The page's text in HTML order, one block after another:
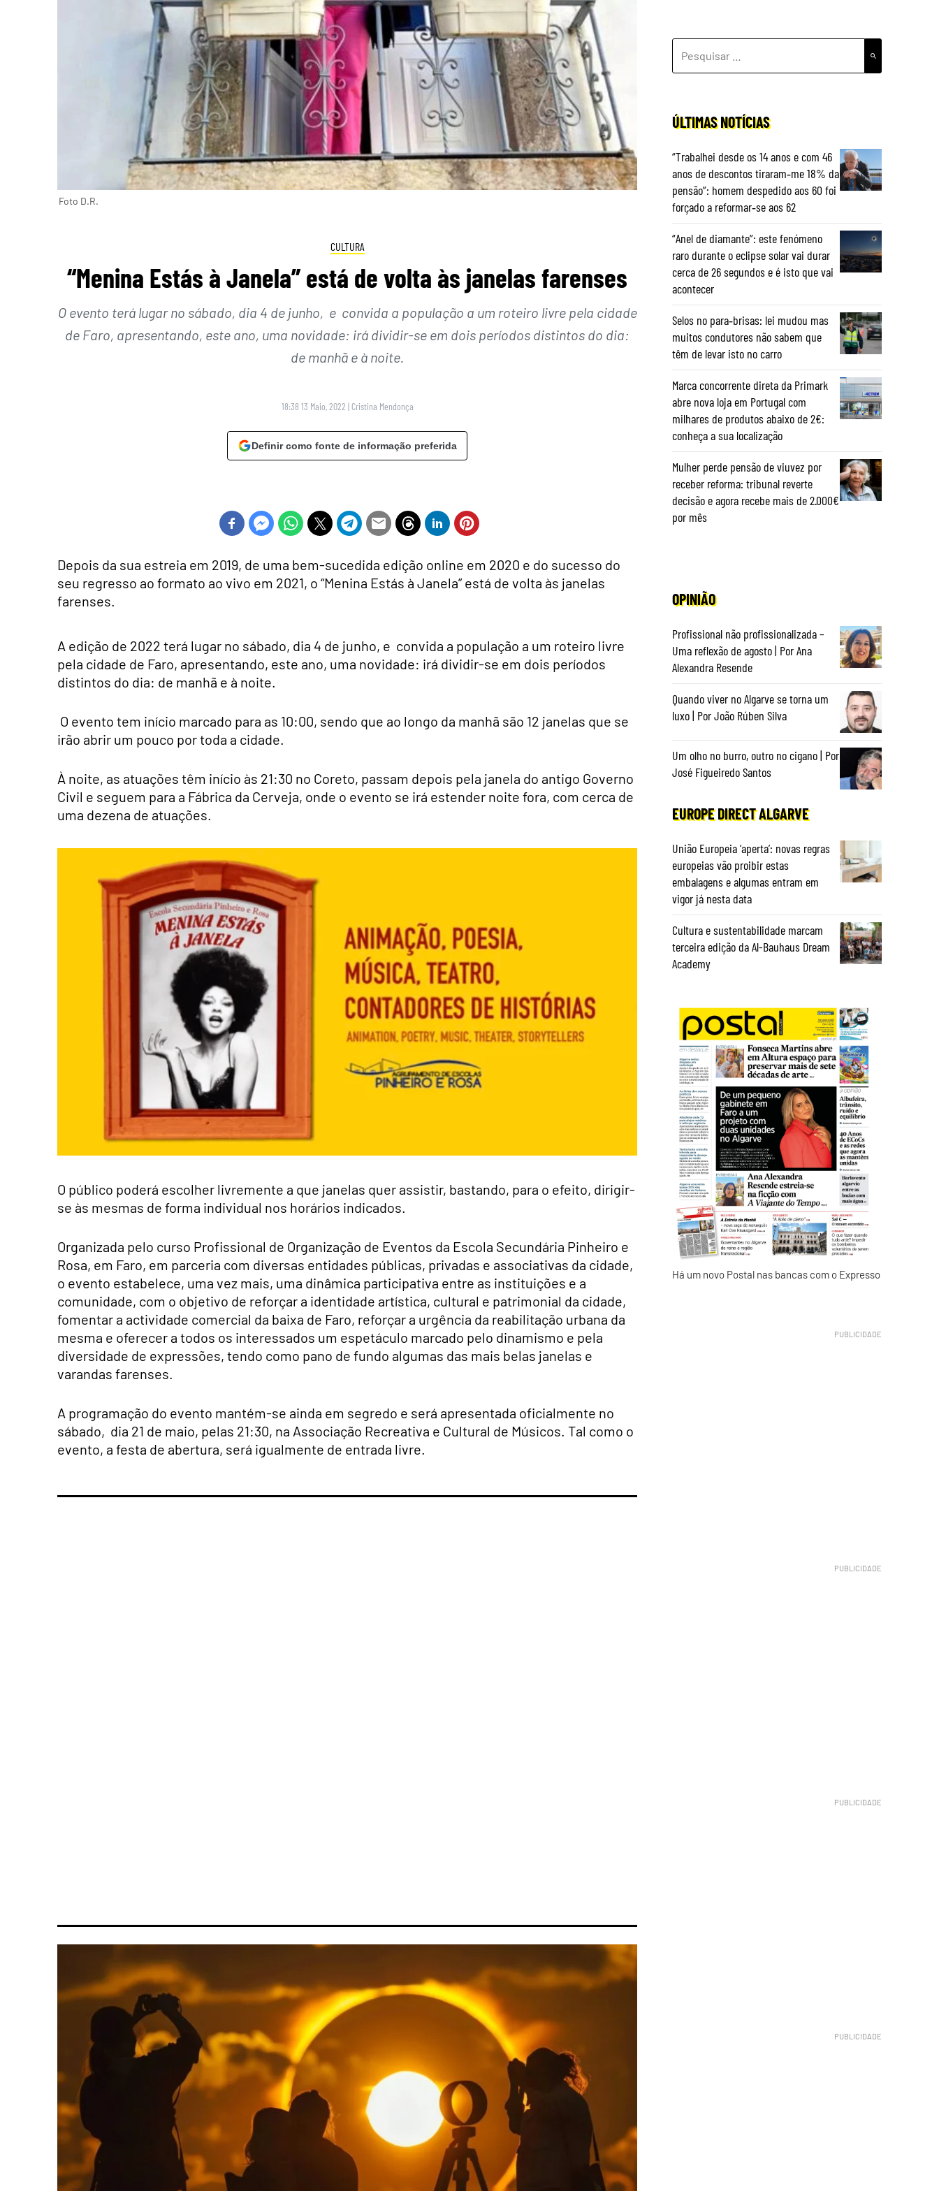
Foto D.R.
CULTURA
“Menina Estás à Janela” está de volta às janelas farenses
O evento terá lugar no sábado, dia 4 de junho, e convida a população a um roteiro livre pela cidade
de Faro, apresentando, este ano, uma novidade: irá dividir-se em dois períodos distintos do dia:
de manhã e à noite.
18:38 13 Maio, 2022 | Cristina Mendonça
Definir como fonte de informação preferida
Depois da sua estreia em 2019, de uma bem-sucedida edição online em 2020 e do sucesso do
seu regresso ao formato ao vivo em 2021, o “Menina Estás à Janela” está de volta às janelas
farenses.
A edição de 2022 terá lugar no sábado, dia 4 de junho, e convida a população a um roteiro livre
pela cidade de Faro, apresentando, este ano, uma novidade: irá dividir-se em dois períodos
distintos do dia: de manhã e à noite.
O evento tem início marcado para as 10:00, sendo que ao longo da manhã são 12 janelas que se
irão abrir um pouco por toda a cidade.
À noite, as atuações têm início às 21:30 no Coreto, passam depois pela janela do antigo Governo
Civil e seguem para a Fábrica da Cerveja, onde o evento se irá estender noite fora, com cerca de
uma dezena de atuações.
O público poderá escolher livremente a que janelas quer assistir, bastando, para o efeito, dirigir-
se às mesmas de forma individual nos horários indicados.
Organizada pelo curso Profissional de Organização de Eventos da Escola Secundária Pinheiro e
Rosa, em Faro, em parceria com diversas entidades públicas, privadas e associativas da cidade,
o evento estabelece, uma vez mais, uma dinâmica participativa entre as instituições e a
comunidade, com o objetivo de reforçar a identidade artística, cultural e patrimonial da cidade,
fomentar a actividade comercial da baixa de Faro, reforçar a urgência da reabilitação urbana da
mesma e oferecer a todos os interessados um espetáculo marcado pelo dinamismo e pela
diversidade de expressões, tendo como pano de fundo algumas das mais belas janelas e
varandas farenses.
A programação do evento mantém-se ainda em segredo e será apresentada oficialmente no
sábado, dia 21 de maio, pelas 21:30, na Associação Recreativa e Cultural de Músicos. Tal como o
evento, a festa de abertura, será igualmente de entrada livre.
POR:
ÚLTIMAS NOTÍCIAS
“Trabalhei desde os 14 anos e com 46
anos de descontos tiraram‑me 18% da
pensão”: homem despedido aos 60 foi
forçado a reformar‑se aos 62
“Anel de diamante”: este fenómeno
raro durante o eclipse solar vai durar
cerca de 26 segundos e é isto que vai
acontecer
Selos no para‑brisas: lei mudou mas
muitos condutores não sabem que
têm de levar isto no carro
Marca concorrente direta da Primark
abre nova loja em Portugal com
milhares de produtos abaixo de 2€:
conheça a sua localização
Mulher perde pensão de viuvez por
receber reforma: tribunal reverte
decisão e agora recebe mais de 2.000€
por mês
OPINIÃO
Profissional não profissionalizada –
Uma reflexão de agosto | Por Ana
Alexandra Resende
Quando viver no Algarve se torna um
luxo | Por João Rúben Silva
Um olho no burro, outro no cigano | Por
José Figueiredo Santos
EUROPE DIRECT ALGARVE
União Europeia ‘aperta’: novas regras
europeias vão proibir estas
embalagens e algumas entram em
vigor já nesta data
Cultura e sustentabilidade marcam
terceira edição da Al-Bauhaus Dream
Academy
Há um novo Postal nas bancas com o Expresso